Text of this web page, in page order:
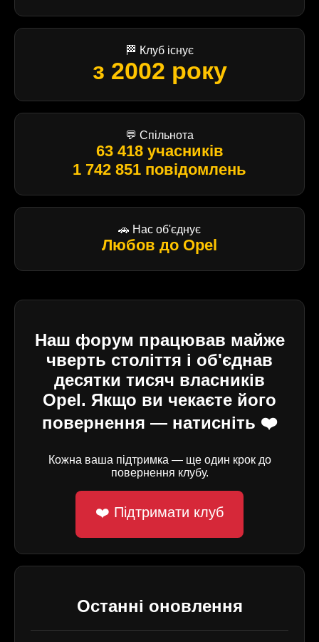
🏁 Клуб існує
з 2002 року
💬 Спільнота
63 418 учасників
1 742 851 повідомлень
🚗 Нас об'єднує
Любов до Opel
Наш форум працював майже
чверть століття і об'єднав
десятки тисяч власників
Opel. Якщо ви чекаєте його
повернення — натисніть ❤️
Кожна ваша підтримка — ще один крок до
повернення клубу.
❤️ Підтримати клуб
Останні оновлення